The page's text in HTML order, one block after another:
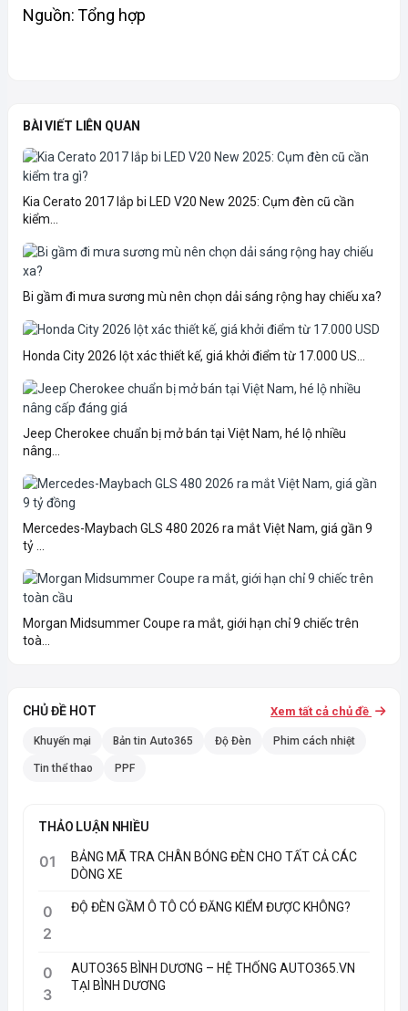
Nguồn: Tổng hợp
BÀI VIẾT LIÊN QUAN
Kia Cerato 2017 lắp bi LED V20 New 2025: Cụm đèn cũ cần
kiểm...
Bi gầm đi mưa sương mù nên chọn dải sáng rộng hay chiếu xa?
Honda City 2026 lột xác thiết kế, giá khởi điểm từ 17.000 US...
Jeep Cherokee chuẩn bị mở bán tại Việt Nam, hé lộ nhiều
nâng...
Mercedes-Maybach GLS 480 2026 ra mắt Việt Nam, giá gần 9
tỷ ...
Morgan Midsummer Coupe ra mắt, giới hạn chỉ 9 chiếc trên
toà...
CHỦ ĐỀ HOT Xem tất cả chủ đề
Khuyến mại Bản tin Auto365 Độ Đèn Phim cách nhiệt
Tin thể thao PPF
THẢO LUẬN NHIỀU
01
BẢNG MÃ TRA CHÂN BÓNG ĐÈN CHO TẤT CẢ CÁC
DÒNG XE
0
2
ĐỘ ĐÈN GẦM Ô TÔ CÓ ĐĂNG KIỂM ĐƯỢC KHÔNG?
0
3
AUTO365 BÌNH DƯƠNG – HỆ THỐNG AUTO365.VN
TẠI BÌNH DƯƠNG